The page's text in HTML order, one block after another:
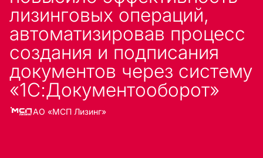
лизинговых операций,
автоматизировав процесс
создания и подписания
документов через систему
«1С:Документооборот»
АО «МСП Лизинг»